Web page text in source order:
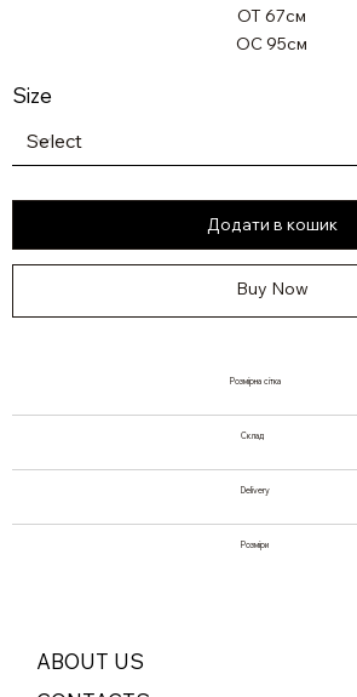
ОТ 67см
ОС 95см
Size
Додати в кошик
Buy Now
Розмірна сітка
Склад
Delivery
Розміри
ABOUT US